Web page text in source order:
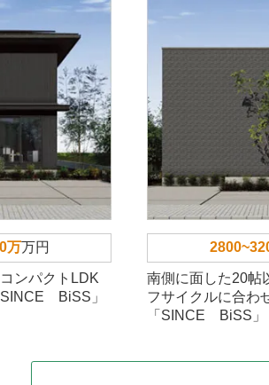
万万円
ンパクトLDK
BiSS」
南側に面した20帖
フサイクルに合わ
「SINCE BiSS」